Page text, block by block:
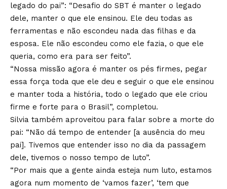
legado do pai”: “Desafio do SBT é manter o legado
dele, manter o que ele ensinou. Ele deu todas as
ferramentas e não escondeu nada das filhas e da
esposa. Ele não escondeu como ele fazia, o que ele
queria, como era para ser feito”.
“Nossa missão agora é manter os pés firmes, pegar
essa força toda que ele deu e seguir o que ele ensinou
e manter toda a história, todo o legado que ele criou
firme e forte para o Brasil”, completou.
Silvia também aproveitou para falar sobre a morte do
pai: “Não dá tempo de entender [a ausência do meu
pai]. Tivemos que entender isso no dia da passagem
dele, tivemos o nosso tempo de luto”.
“Por mais que a gente ainda esteja num luto, estamos
agora num momento de ‘vamos fazer’, ‘tem que